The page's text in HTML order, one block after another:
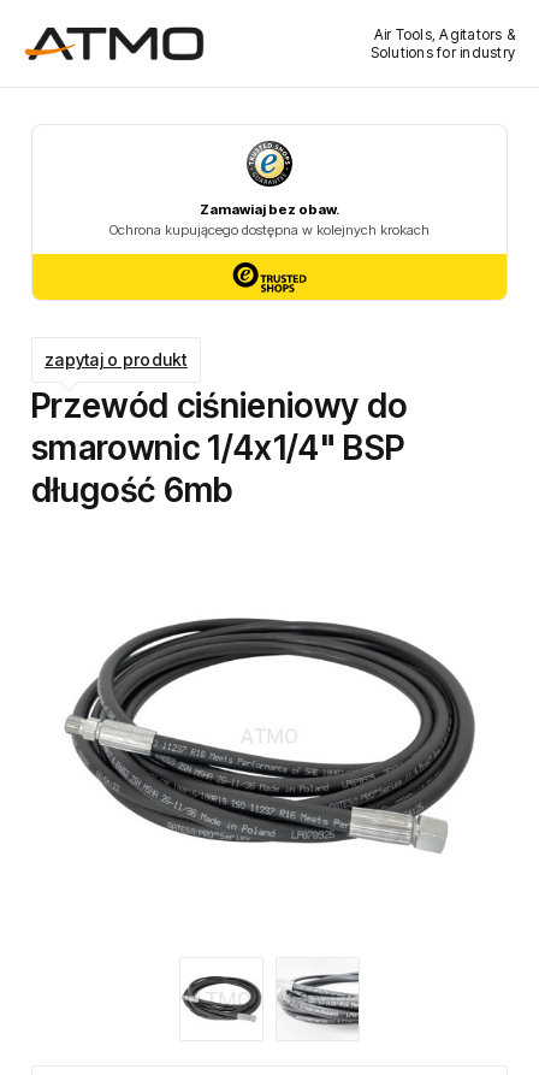
Air Tools, Agitators &
Solutions for industry
Przewód ciśnieniowy do
smarownic 1/4x1/4" BSP
długość 6mb
zapytaj o produkt